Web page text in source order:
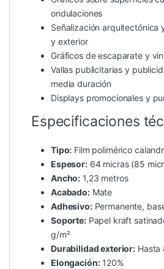
ondulaciones
Señalización arquitectónica
y exterior
Gráficos de escaparate y
Vallas publicitarias y
media duración
Displays promocionales y
Especificaciones
Tipo: Film polimérico
Espesor:64 micras (85
Ancho: 1,23 metros
Acabado:Mate
Adhesivo:Permanente,
Soporte:Papel kraft
g/m²
Durabilidad exterior: Hasta
Elongación:120%